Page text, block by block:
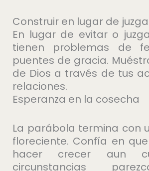
Construir en lugar de
En lugar de evitar o
tienen problemas de
puentes de gracia.
de Dios a través de tus
relaciones.
Esperanza en la cosecha
La parábola termina con
floreciente. Confía en
hacer crecer aun
circunstancias